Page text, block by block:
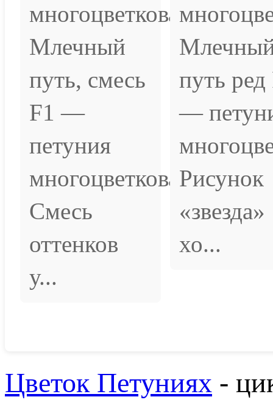
многоцветковая
Млечный
путь, смесь
F1 —
петуния
многоцветковая.
Смесь
оттенков
у...
путь ред
—
Рисунок
«звезда»
хо...
Цветок Петуниях -